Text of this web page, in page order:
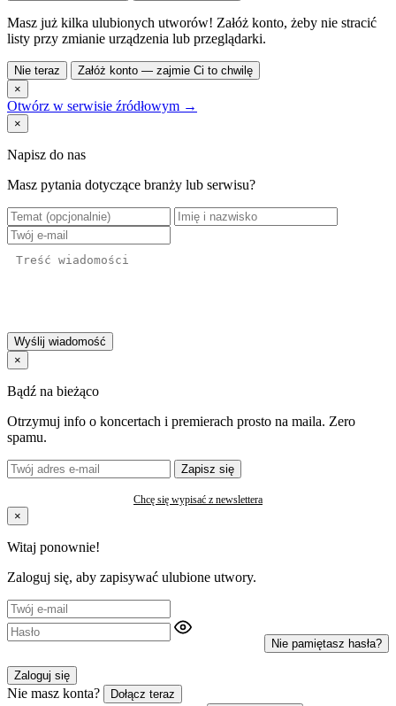
Masz już kilka ulubionych utworów! Załóż konto, żeby nie stracić
listy przy zmianie urządzenia lub przeglądarki.
Nie teraz
Załóż konto — zajmie Ci to chwilę
×
Otwórz w serwisie źródłowym →
×
Napisz do nas
Masz pytania dotyczące branży lub serwisu?
Wyślij wiadomość
×
Bądź na bieżąco
Otrzymuj info o koncertach i premierach prosto na maila. Zero
spamu.
Zapisz się
Chcę się wypisać z newslettera
×
Witaj ponownie!
Zaloguj się, aby zapisywać ulubione utwory.
Nie pamiętasz hasła?
Zaloguj się
Nie masz konta? Dołącz teraz